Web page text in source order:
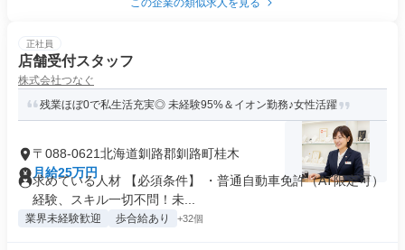
この企業の類似求人を見る
正社員
店舗受付スタッフ
株式会社つなぐ
残業ほぼ0で私生活充実◎ 未経験95%＆イオン勤務♪女性活躍
〒088-0621北海道釧路郡釧路町桂木
月給25万円
求めている人材 【必須条件】 ・普通自動車免許（AT限定可）
経験、スキル一切不問！未...
業界未経験歓迎 歩合給あり +32個